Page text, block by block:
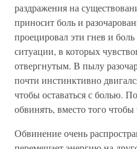
раздражения на
приносит боль и
проецировал эти гнев и
ситуации, в которых
отвергнутым. В пылу
почти инстинктивно
чтобы оставаться с болью.
обвинять, вместо того чтобы
Обвинение очень